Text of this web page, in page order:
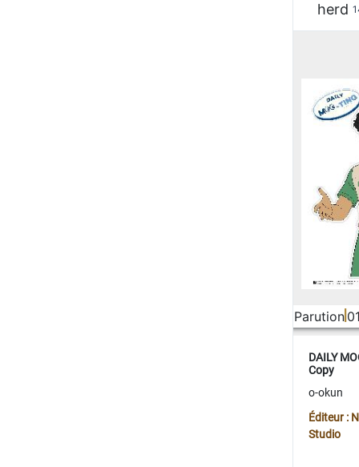
herd
Parution
DAILY
Copy
o-okun
Éditeur :
Studio